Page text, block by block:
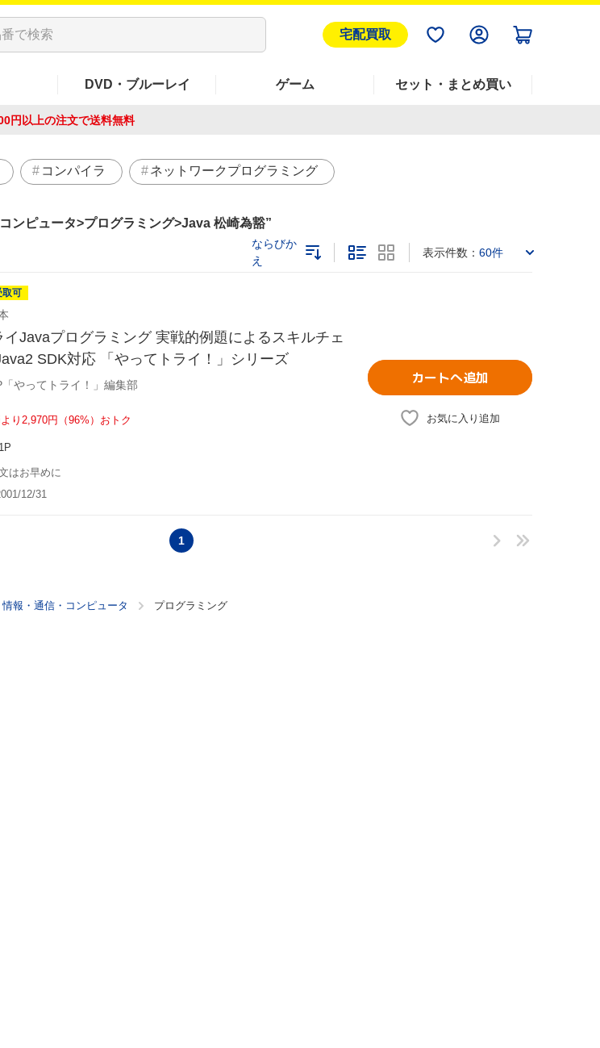
宅配買取
DVD・ブルーレイ ゲーム セット・まとめ買い
円以上の注文で送料無料
コンパイラ ネットワークプログラミング
ンピュータ>プログラミング>Java 松崎為豁
ならびか
え
表示件数： 60件
取可
イJavaプログラミング 実戦的例題によるスキルチェ
SDK対応 「やってトライ！」シリーズ
やってトライ！」編集部
り2,970円（96%）おトク
はお早めに
12/31
カートへ追加
お気に入り追加
1
情報・通信・コンピュータ プログラミング